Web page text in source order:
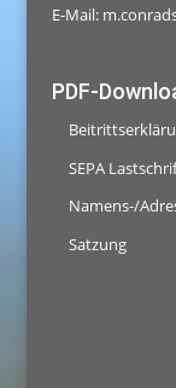
E-Mail:
PDF-
SEPA
Namens-/
Satzung